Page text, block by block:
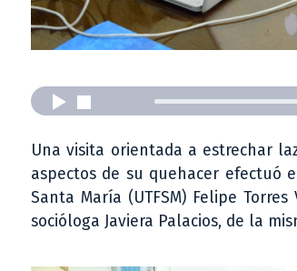
Una visita orientada a estrechar
aspectos de su quehacer efectuó
Santa María (UTFSM) Felipe
socióloga Javiera Palacios, de la